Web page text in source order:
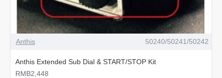
Anthis 50240/50241/50242
Anthis Extended Sub Dial & START/STOP Kit
RMB2,448